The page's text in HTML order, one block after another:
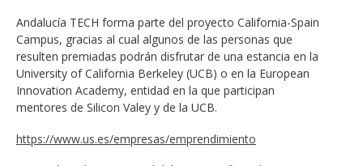
Andalucía TECH forma parte del proyecto California-Spain
Campus, gracias al cual algunos de las personas que
resulten premiadas podrán disfrutar de una estancia en la
University of California Berkeley (UCB) o en la European
Innovation Academy, entidad en la que participan
mentores de Silicon Valey y de la UCB.
https://www.us.es/empresas/emprendimiento